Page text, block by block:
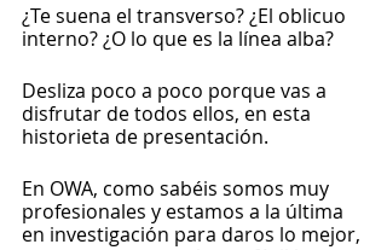
¿Te suena el transverso? ¿El oblicuo
interno? ¿O lo que es la línea alba?
Desliza poco a poco porque vas a
disfrutar de todos ellos, en esta
historieta de presentación.
En OWA, como sabéis somos muy
profesionales y estamos a la última
en investigación para daros lo mejor,